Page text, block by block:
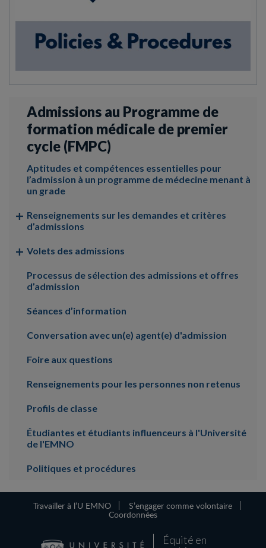
Admissions au Programme de
formation médicale de premier
cycle (FMPC)
Aptitudes et compétences essentielles pour
l’admission à un programme de médecine menant à
un grade
Renseignements sur les demandes et critères
d’admissions
Volets des admissions
Processus de sélection des admissions et offres
d’admission
Séances d’information
Conversation avec un(e) agent(e) d'admission
Foire aux questions
Renseignements pour les personnes non retenus
Profils de classe
Étudiantes et étudiants influenceurs à l'Université
de l'EMNO
Politiques et procédures
Travailler à l’U EMNO S’engager comme volontaire
Coordonnées
Équité en